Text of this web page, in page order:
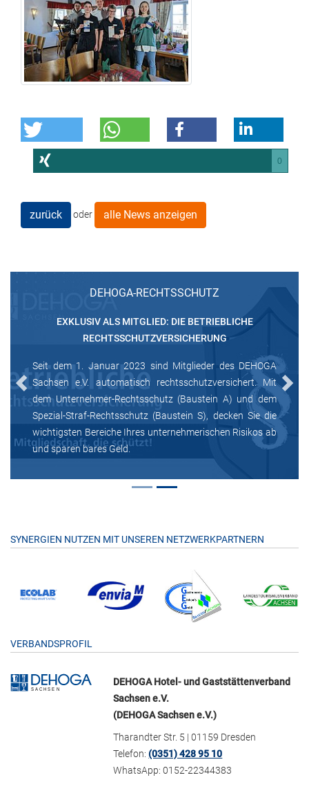
0
zurück oder alle News anzeigen
DEHOGA-RECHTSSCHUTZ
EXKLUSIV ALS MITGLIED: DIE BETRIEBLICHE
RECHTSSCHUTZVERSICHERUNG
Seit dem 1. Januar 2023 sind Mitglieder des DEHOGA
Sachsen e.V. automatisch rechtsschutzversichert. Mit
dem Unternehmer-Rechtsschutz (Baustein A) und dem
Spezial-Straf-Rechtsschutz (Baustein S), decken Sie die
wichtigsten Bereiche Ihres unternehmerischen Risikos ab
und sparen bares Geld.
Previous Next
SYNERGIEN NUTZEN MIT UNSEREN NETZWERKPARTNERN
VERBANDSPROFIL
DEHOGA Hotel- und Gaststättenverband
Sachsen e.V.
(DEHOGA Sachsen e.V.)
Tharandter Str. 5 | 01159 Dresden
Telefon:(0351) 428 95 10
WhatsApp: 0152-22344383